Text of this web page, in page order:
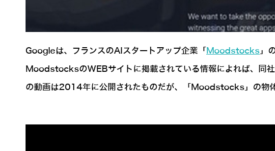
Googleは、フランスのAIスタートアップ企業「 Moodstocks 」
MoodstocksのWEBサイトに掲載されている情報によれば、同
の動画は2014年に公開されたものだが、「Moodstocks」の物